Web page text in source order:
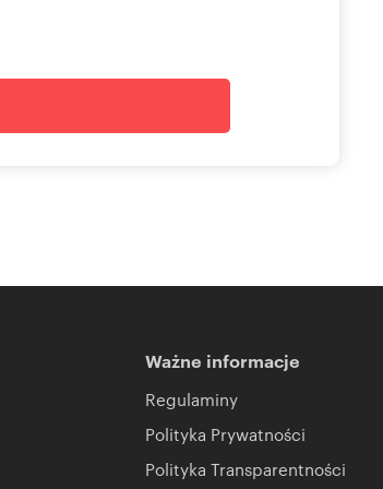
Ważne informacje
Regulaminy
Polityka Prywatności
Polityka Transparentności